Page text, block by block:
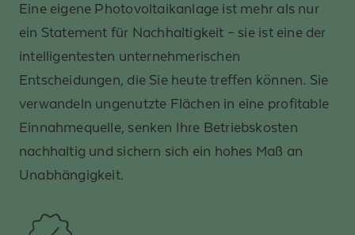
Eine eigene Photovoltaikanlage ist mehr als nur
ein Statement für Nachhaltigkeit – sie ist eine der
intelligentesten unternehmerischen
Entscheidungen, die Sie heute treffen können. Sie
verwandeln ungenutzte Flächen in eine profitable
Einnahmequelle, senken Ihre Betriebskosten
nachhaltig und sichern sich ein hohes Maß an
Unabhängigkeit.